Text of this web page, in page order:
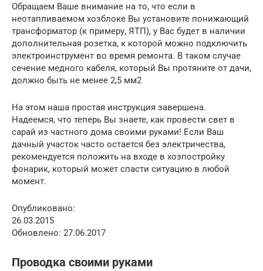
Обращаем Ваше внимание на то, что если в
неотапливаемом хозблоке Вы установите понижающий
трансформатор (к примеру, ЯТП), у Вас будет в наличии
дополнительная розетка, к которой можно подключить
электроинструмент во время ремонта. В таком случае
сечение медного кабеля, который Вы протяните от дачи,
должно быть не менее 2,5 мм2
На этом наша простая инструкция завершена.
Надеемся, что теперь Вы знаете, как провести свет в
сарай из частного дома своими руками! Если Ваш
дачный участок часто остается без электричества,
рекомендуется положить на входе в хозпостройку
фонарик, который может спасти ситуацию в любой
момент.
Опубликовано:
26.03.2015
Обновлено: 27.06.2017
Проводка своими руками